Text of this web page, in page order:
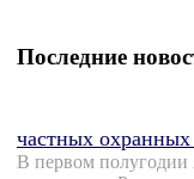
Последние
частных
В первом полугодии